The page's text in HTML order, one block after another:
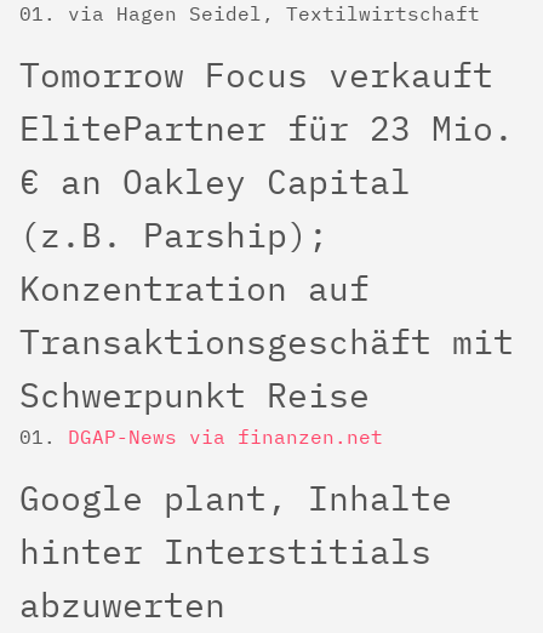
via Hagen Seidel, Textilwirtschaft
Tomorrow Focus verkauft
ElitePartner für 23 Mio.
€ an Oakley Capital
(z.B. Parship);
Konzentration auf
Transaktionsgeschäft mit
Schwerpunkt Reise
DGAP-News via finanzen.net
Google plant, Inhalte
hinter Interstitials
abzuwerten